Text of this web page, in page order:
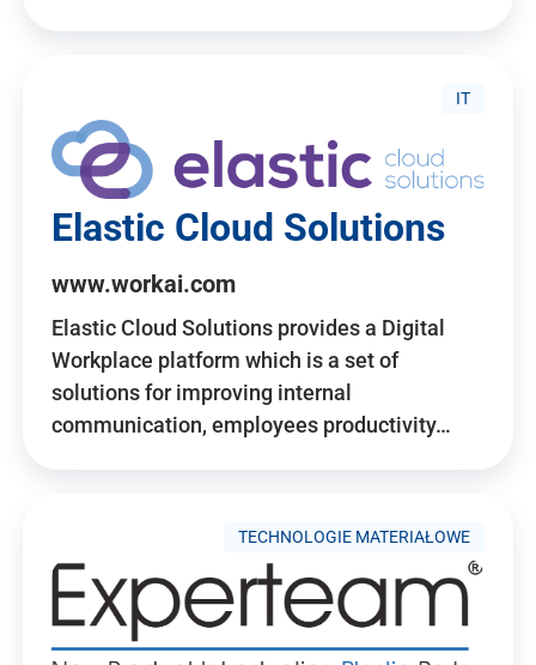
IT
Elastic Cloud Solutions
www.workai.com
Elastic Cloud Solutions provides a Digital
Workplace platform which is a set of
solutions for improving internal
communication, employees productivity…
TECHNOLOGIE MATERIAŁOWE